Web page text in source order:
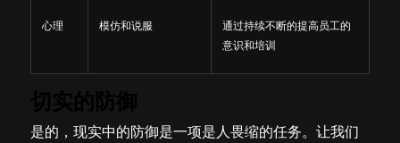
心理 模仿和说服
通过持续不断的提高员工的
意识和培训
是的，现实中的防御是一项是人畏缩的任务。让我们